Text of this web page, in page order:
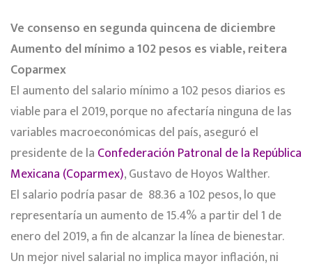
Ve consenso en segunda quincena de diciembre
Aumento del mínimo a 102 pesos es viable, reitera
Coparmex
El aumento del salario mínimo a 102 pesos diarios es
viable para el 2019, porque no afectaría ninguna de las
variables macroeconómicas del país, aseguró el
presidente de la Confederación Patronal de la República
Mexicana (Coparmex), Gustavo de Hoyos Walther.
El salario podría pasar de 88.36 a 102 pesos, lo que
representaría un aumento de 15.4% a partir del 1 de
enero del 2019, a fin de alcanzar la línea de bienestar.
Un mejor nivel salarial no implica mayor inflación, ni